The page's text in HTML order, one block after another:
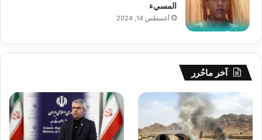
المسيء
أغسطس 14, 2024
آخر ماحُرر